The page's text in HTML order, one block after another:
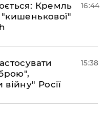
Кремль
16:44
Росії
15:38